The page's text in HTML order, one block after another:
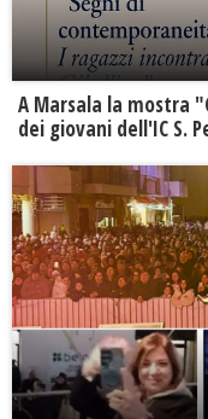
A Marsala la mostra
dei giovani dell'IC S.